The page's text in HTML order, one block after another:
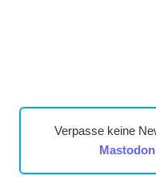
Verpasse keine
Mastodon